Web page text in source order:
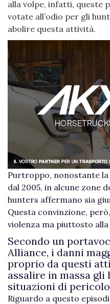
alla volpe, infatti, queste
votate all’odio per gli
abolire questa attività.
Purtroppo, nonostante la
dal 2005, in alcune zone
hunters affermano sia
Questa convinzione,
violenza ma piuttosto
Secondo un
Alliance, i danni
proprio da questi
assalire in massa
situazioni di
Riguardo a questo